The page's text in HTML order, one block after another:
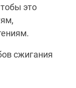
это
сжигания